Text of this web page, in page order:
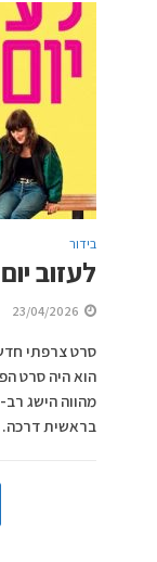
בידור
לעזוב
23/04/2026
סרט צרפתי
הוא היה סרט
מהווה הישג
בראשית דרכה.